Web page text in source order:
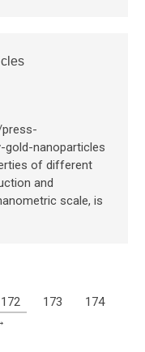
nanoparticles
of different
and
scale, is
172 173
174